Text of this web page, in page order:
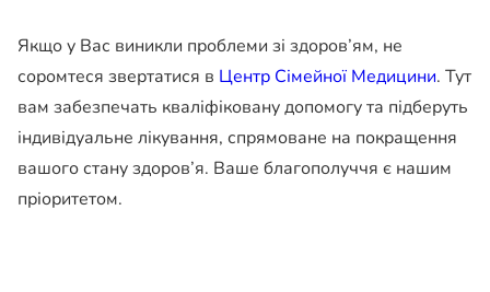
Якщо у Вас виникли проблеми зі здоров’ям, не
соромтеся звертатися в Центр Сімейної Медицини. Тут
вам забезпечать кваліфіковану допомогу та підберуть
індивідуальне лікування, спрямоване на покращення
вашого стану здоров’я. Ваше благополуччя є нашим
пріоритетом.